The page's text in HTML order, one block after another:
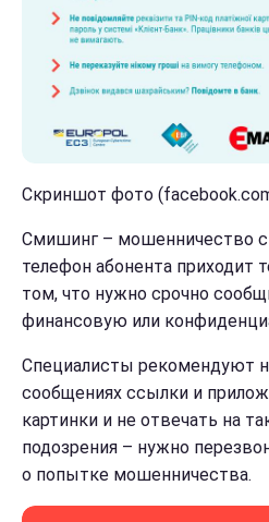
Скриншот фото
Смишинг – мошенничество
телефон абонента приходит
том, что нужно срочно
финансовую или
Специалисты рекомендуют
сообщениях ссылки и
картинки и не отвечать на
подозрения – нужно
о попытке мошенничества.